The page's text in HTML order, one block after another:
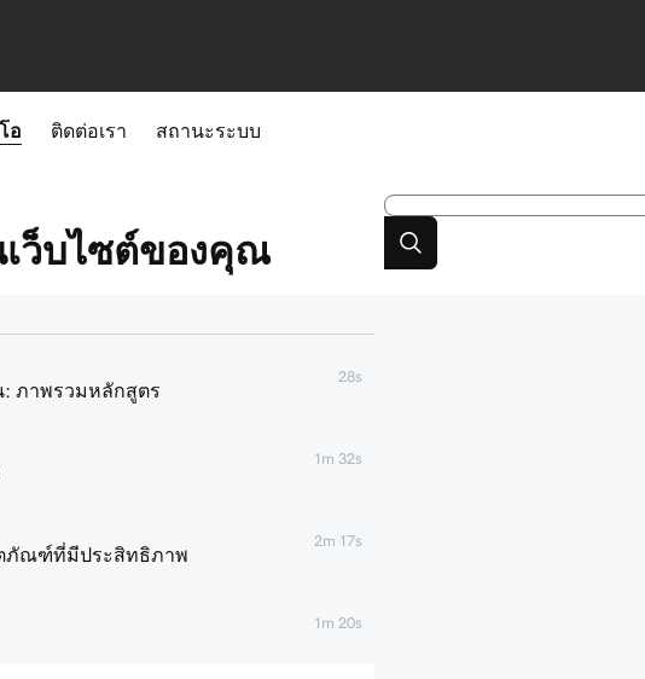
อ ติดต่อเรา สถานะระบบ
เว็บไซต์ของคุณ
: ภาพรวมหลักสูตร
28s
1m 32s
ภัณฑ์ที่มีประสิทธิภาพ
2m 17s
1m 20s